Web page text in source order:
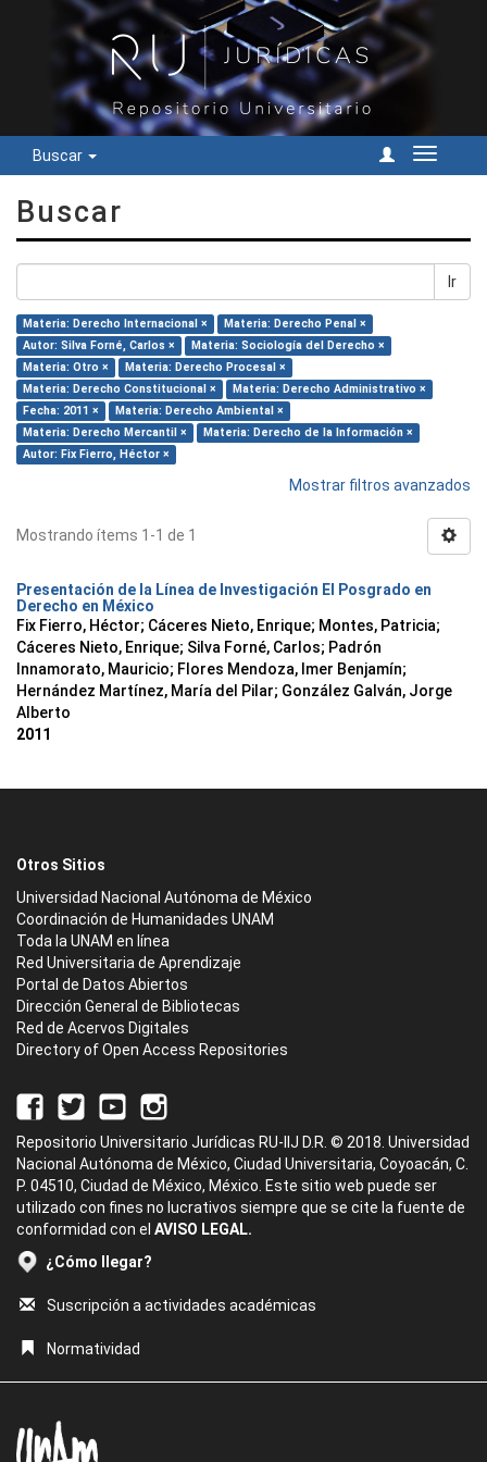
Buscar
Cambiar
Buscar
Ir
Materia: Derecho Internacional ×
Materia: Derecho Penal ×
Autor: Silva Forné, Carlos ×
Materia: Sociología del Derecho ×
Materia: Otro ×
Materia: Derecho Procesal ×
Materia: Derecho Constitucional ×
Materia: Derecho Administrativo ×
Fecha: 2011 ×
Materia: Derecho Ambiental ×
Materia: Derecho Mercantil ×
Materia: Derecho de la Información ×
Autor: Fix Fierro, Héctor ×
Mostrar filtros avanzados
Mostrando ítems 1-1 de 1
Presentación de la Línea de Investigación El Posgrado en
Derecho en México
Fix Fierro, Héctor; Cáceres Nieto, Enrique; Montes, Patricia;
Cáceres Nieto, Enrique; Silva Forné, Carlos; Padrón
Innamorato, Mauricio; Flores Mendoza, Imer Benjamín;
Hernández Martínez, María del Pilar; González Galván, Jorge
Alberto
2011
Otros Sitios
Universidad Nacional Autónoma de México
Coordinación de Humanidades UNAM
Toda la UNAM en línea
Red Universitaria de Aprendizaje
Portal de Datos Abiertos
Dirección General de Bibliotecas
Red de Acervos Digitales
Directory of Open Access Repositories
Repositorio Universitario Jurídicas RU-IIJ D.R. © 2018. Universidad
Nacional Autónoma de México, Ciudad Universitaria, Coyoacán, C.
P. 04510, Ciudad de México, México. Este sitio web puede ser
utilizado con fines no lucrativos siempre que se cite la fuente de
conformidad con el AVISO LEGAL.
¿Cómo llegar?
Suscripción a actividades académicas
Normatividad